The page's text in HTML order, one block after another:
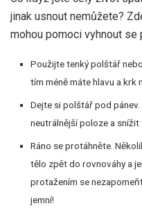
jinak usnout nemůžete?
mohou pomoci vyhnout
Použijte tenký polštář
tím méně máte hlavu a krk
Dejte si polštář pod
neutrálnější poloze a snížit
Ráno se protáhněte.
tělo zpět do rovnováhy a
protažením se
jemní!